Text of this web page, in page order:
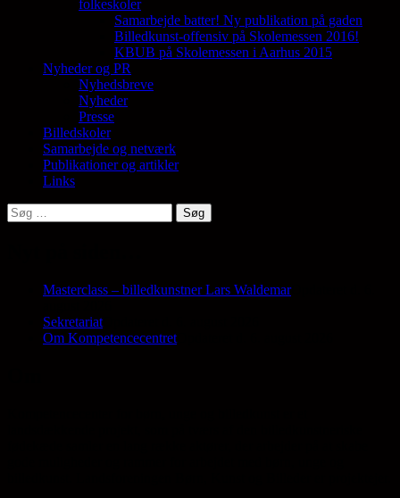
folkeskoler
Samarbejde batter! Ny publikation på gaden
Billedkunst-offensiv på Skolemessen 2016!
KBUB på Skolemessen i Aarhus 2015
Nyheder og PR
Nyhedsbreve
Nyheder
Presse
Billedskoler
Samarbejde og netværk
Publikationer og artikler
Links
Søg
efter:
Masterclass – billedkunstner Lars WaldemarOpdateret d. 6.
Sekretariat
Om Kompetencecentret